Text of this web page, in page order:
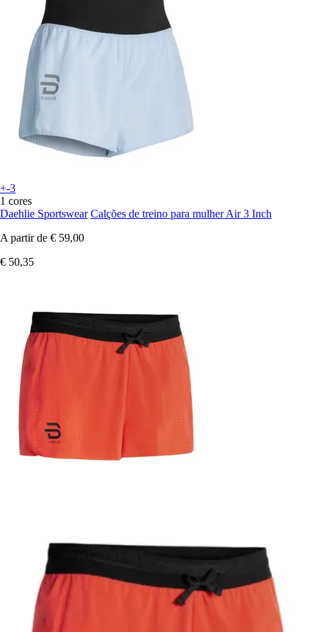
+-3
1 cores
Daehlie Sportswear Calções de treino para mulher Air 3 Inch
A partir de € 59,00
€ 50,35